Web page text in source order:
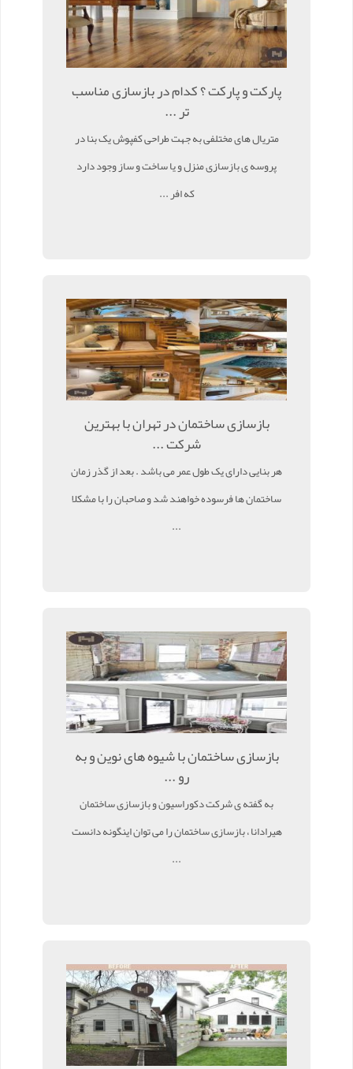
پارکت و پارکت ؟ کدام در بازسازی مناسب
تر ...
متریال های مختلفی به جهت طراحی کفپوش یک بنا در
پروسه ی بازسازی منزل و یا ساخت و ساز وجود دارد
که افر ...
بازسازی ساختمان در تهران با بهترین
شرکت ...
هر بنایی دارای یک طول عمر می باشد . بعد از گذر زمان
ساختمان ها فرسوده خواهند شد و صاحبان را با مشکلا
...
بازسازی ساختمان با شیوه های نوین و به
رو ...
به گفته ی شرکت دکوراسیون و بازسازی ساختمان
هیرادانا ، بازسازی ساختمان را می توان اینگونه دانست
...